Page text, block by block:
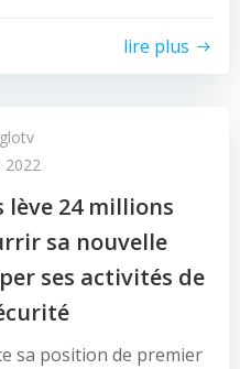
lire plus
2022
lève 24 millions
sa nouvelle
ses activités de
sa position de premier